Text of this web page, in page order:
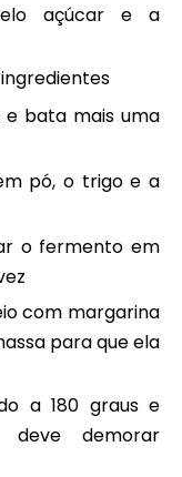
açúcar e a
e bata mais uma
pó, o trigo e a
o fermento em
com margarina
para que ela
a 180 graus e
demorar